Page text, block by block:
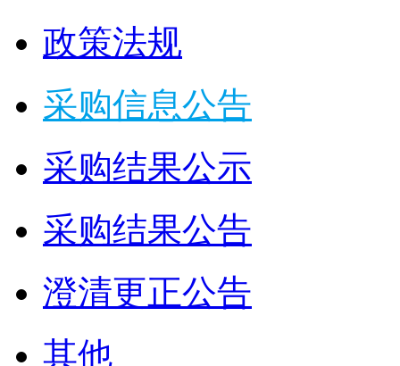
政策法规
采购信息公告
采购结果公示
采购结果公告
澄清更正公告
其他